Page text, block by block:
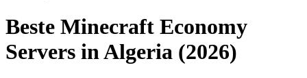
Beste Minecraft Economy
Servers in Algeria (2026)